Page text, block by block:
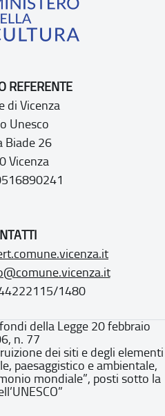
REFERENTE
di Vicenza
Unesco
Biade 26
Vicenza
1480
della Legge 20 febbraio
n. 77
dei siti e degli elementi
paesaggistico e ambientale,
mondiale”, posti sotto la